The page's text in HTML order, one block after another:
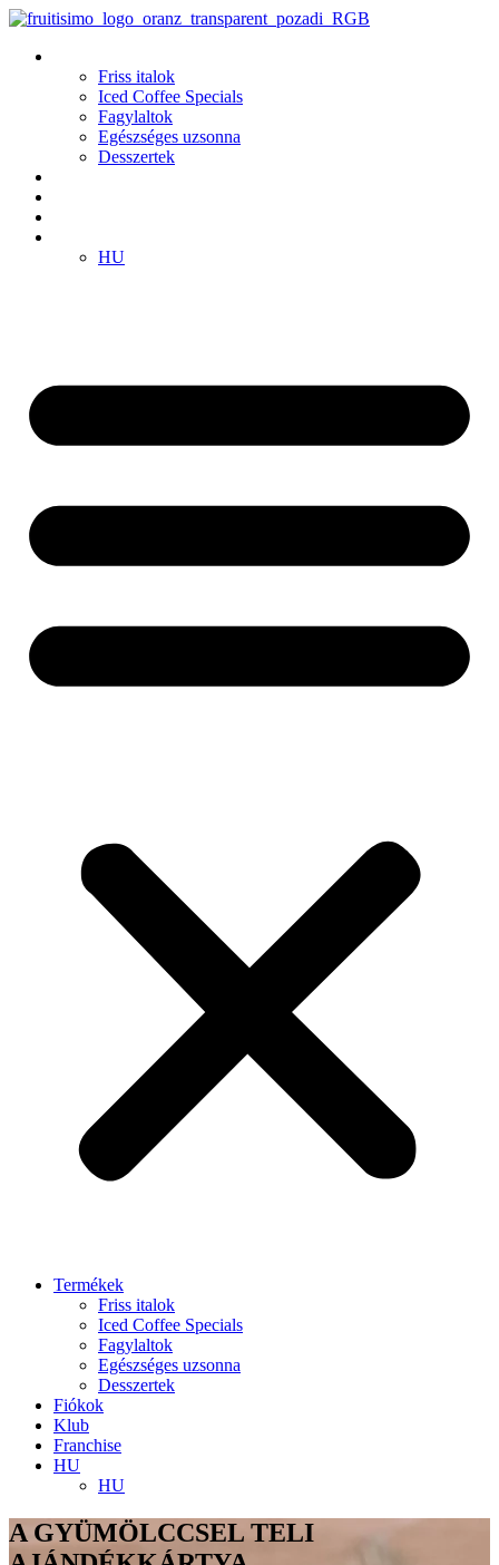
Ugrás
tartalomhoz
Friss italok
Iced Coffee Specials
Fagylaltok
Egészséges uzsonna
Desszertek
HU
Termékek
Friss italok
Iced Coffee Specials
Fagylaltok
Egészséges uzsonna
Desszertek
Fiókok
Klub
Franchise
HU
HU
A GYÜMÖLCCSEL TELI